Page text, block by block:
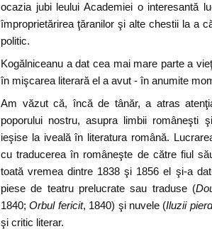
ocazia jubi leului Academiei o interesantă
împroprietărirea ţăranilor şi alte chestii la a
politic.
Kogălniceanu a dat cea mai mare parte a
în mişcarea literară el a avut - în anumite
Am văzut că, încă de tânăr, a atras
poporului nostru, asupra limbii româneşti
ieşise la iveală în literatura română.
cu traducerea în româneşte de către fiul
toată vremea dintre 1838 şi 1856 el şi-a
piese de teatru prelucrate sau traduse (
1840;Orbul fericit, 1840) şi nuvele (Iluzii
şi critic literar.